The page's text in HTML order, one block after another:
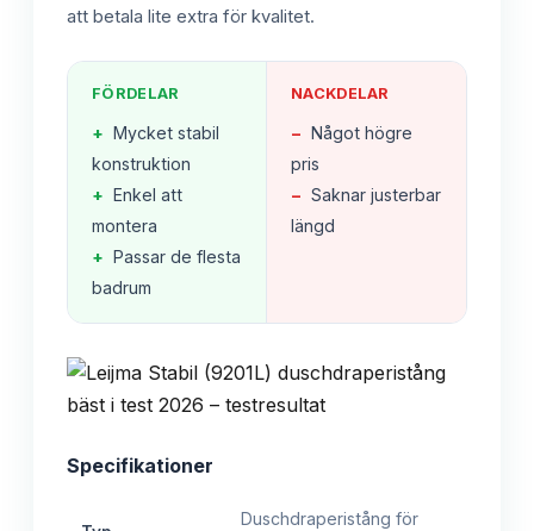
att betala lite extra för kvalitet.
FÖRDELAR
+ Mycket stabil
konstruktion
+ Enkel att
montera
+ Passar de flesta
badrum
NACKDELAR
− Något högre
pris
− Saknar justerbar
längd
Specifikationer
Duschdraperistång för